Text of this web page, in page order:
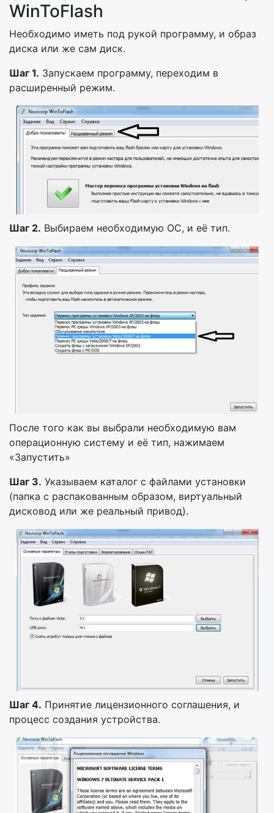
WinToFlash
Необходимо иметь под рукой программу, и образ
диска или же сам диск.
Шаг 1. Запускаем программу, переходим в
расширенный режим.
Шаг 2. Выбираем необходимую ОС, и её тип.
После того как вы выбрали необходимую вам
операционную систему и её тип, нажимаем
«Запустить»
Шаг 3. Указываем каталог с файлами установки
(папка с распакованным образом, виртуальный
дисковод или же реальный привод).
Шаг 4. Принятие лицензионного соглашения, и
процесс создания устройства.